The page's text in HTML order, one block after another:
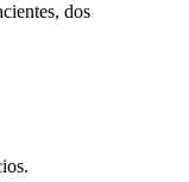
dos